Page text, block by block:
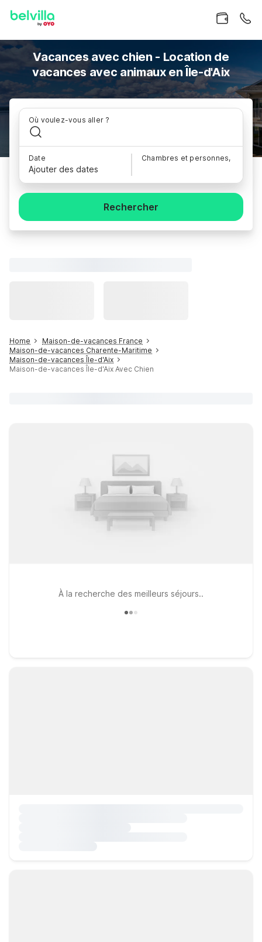
Vacances avec chien - Location de
vacances avec animaux en Île-d'Aix
Où voulez-vous aller ?
Date
Ajouter des dates
Chambres et personnes,
Rechercher
Home
Maison-de-vacances France
Maison-de-vacances Charente-Maritime
Maison-de-vacances Île-d'Aix
Maison-de-vacances Île-d'Aix Avec Chien
À la recherche des meilleurs séjours..